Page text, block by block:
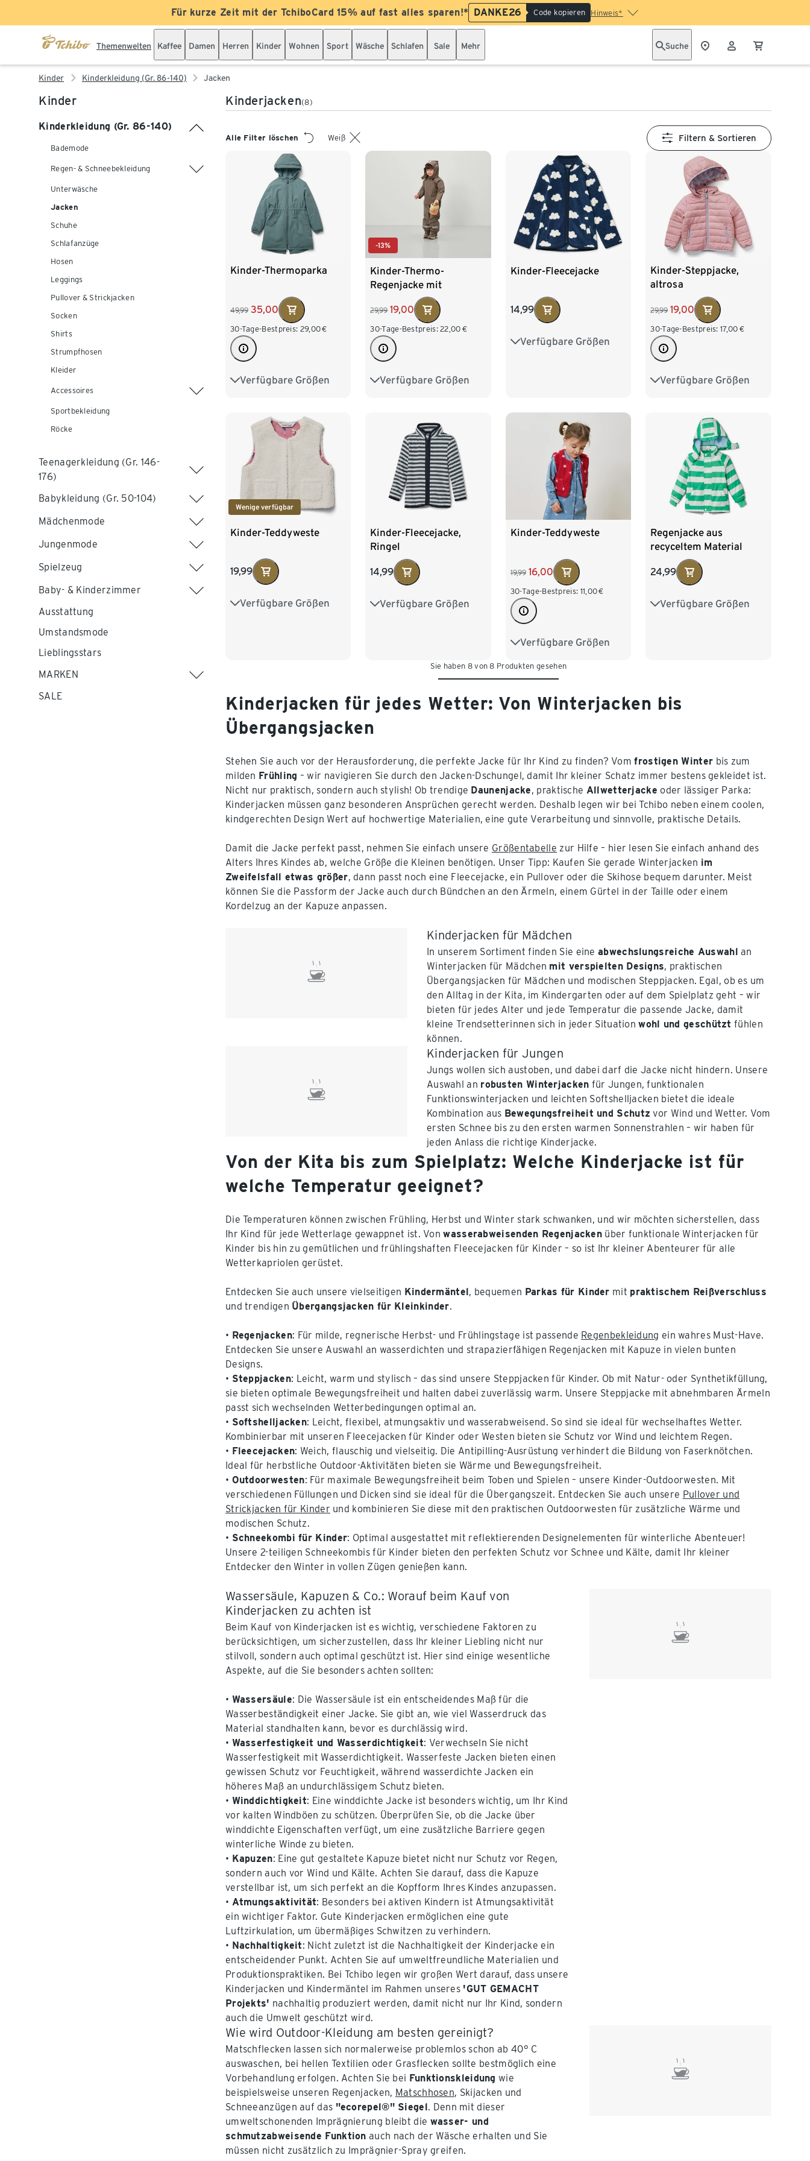
Für kurze Zeit mit der TchiboCard 15% auf fast alles sparen!* DANKE26 Code kopieren Hinweis*
Themenwelten Kaffee Damen Herren Kinder Wohnen Sport Wäsche Schlafen Sale Mehr Suche
Kinder Kinderkleidung (Gr. 86-140) Jacken
Kinder
Kinderkleidung (Gr. 86-140)
Bademode
Regen- & Schneebekleidung
Unterwäsche
Jacken
Schuhe
Schlafanzüge
Hosen
Leggings
Pullover & Strickjacken
Socken
Shirts
Strumpfhosen
Kleider
Accessoires
Sportbekleidung
Röcke
Teenagerkleidung (Gr. 146-
176)
Babykleidung (Gr. 50-104)
Mädchenmode
Jungenmode
Spielzeug
Baby- & Kinderzimmer
Ausstattung
Umstandsmode
Lieblingsstars
MARKEN
SALE
Kinderjacken(8)
Alle Filter löschen Weiß Filtern & Sortieren
Kinder-Thermoparka
49,99 35,00
30-Tage-Bestpreis: 29,00€
Verfügbare Größen
122/128 134/140
170/176
-13%
Kinder-Thermo-
Regenjacke mit
Fleecefutter
29,99 19,00
30-Tage-Bestpreis: 22,00 €
Verfügbare Größen
74/80 86/92
122/128
Kinder-Fleecejacke
14,99
Verfügbare Größen
74/80 86/92
Kinder-Steppjacke,
altrosa
29,99 19,00
30-Tage-Bestpreis: 17,00 €
Verfügbare Größen
86/92 98/104
Wenige verfügbar
Kinder-Teddyweste
19,99
Verfügbare Größen
86/92 98/104
Kinder-Fleecejacke,
Ringel
14,99
Verfügbare Größen
86/92 98/104
Kinder-Teddyweste
19,99 16,00
30-Tage-Bestpreis: 11,00€
Verfügbare Größen
86/92 98/104
110/116 122/128
Regenjacke aus
recyceltem Material
24,99
Verfügbare Größen
74/80 86/92
Sie haben 8 von 8 Produkten gesehen
Kinderjacken für jedes Wetter: Von Winterjacken bis
Übergangsjacken
Stehen Sie auch vor der Herausforderung, die perfekte Jacke für Ihr Kind zu finden? Vomfrostigen Winter bis zum
milden Frühling – wir navigieren Sie durch den Jacken-Dschungel, damit Ihr kleiner Schatz immer bestens gekleidet ist.
Nicht nur praktisch, sondern auch stylish! Ob trendige Daunenjacke, praktische Allwetterjacke oder lässiger Parka:
Kinderjacken müssen ganz besonderen Ansprüchen gerecht werden. Deshalb legen wir bei Tchibo neben einem coolen,
kindgerechten Design Wert auf hochwertige Materialien, eine gute Verarbeitung und sinnvolle, praktische Details.
Damit die Jacke perfekt passt, nehmen Sie einfach unsere Größentabelle zur Hilfe – hier lesen Sie einfach anhand des
Alters Ihres Kindes ab, welche Größe die Kleinen benötigen. Unser Tipp: Kaufen Sie gerade Winterjacken im
Zweifelsfall etwas größer, dann passt noch eine Fleecejacke, ein Pullover oder die Skihose bequem darunter. Meist
können Sie die Passform der Jacke auch durch Bündchen an den Ärmeln, einem Gürtel in der Taille oder einem
Kordelzug an der Kapuze anpassen.
Kinderjacken für Mädchen
In unserem Sortiment finden Sie eineabwechslungsreiche Auswahl an
Winterjacken für Mädchen mit verspielten Designs, praktischen
Übergangsjacken für Mädchen und modischen Steppjacken. Egal, ob es um
den Alltag in der Kita, im Kindergarten oder auf dem Spielplatz geht – wir
bieten für jedes Alter und jede Temperatur die passende Jacke, damit
kleine Trendsetterinnen sich in jeder Situationwohl und geschützt fühlen
können.
Kinderjacken für Jungen
Jungs wollen sich austoben, und dabei darf die Jacke nicht hindern. Unsere
Auswahl an robusten Winterjacken für Jungen, funktionalen
Funktionswinterjacken und leichten Softshelljacken bietet die ideale
Kombination aus Bewegungsfreiheit und Schutz vor Wind und Wetter. Vom
ersten Schnee bis zu den ersten warmen Sonnenstrahlen – wir haben für
jeden Anlass die richtige Kinderjacke.
Von der Kita bis zum Spielplatz: Welche Kinderjacke ist für
welche Temperatur geeignet?
Die Temperaturen können zwischen Frühling, Herbst und Winter stark schwanken, und wir möchten sicherstellen, dass
Ihr Kind für jede Wetterlage gewappnet ist. Vonwasserabweisenden Regenjacken über funktionale Winterjacken für
Kinder bis hin zu gemütlichen und frühlingshaften Fleecejacken für Kinder – so ist Ihr kleiner Abenteurer für alle
Wetterkapriolen gerüstet.
Entdecken Sie auch unsere vielseitigen Kindermäntel, bequemen Parkas für Kinder mit praktischem Reißverschluss
und trendigen Übergangsjacken für Kleinkinder.
• Regenjacken: Für milde, regnerische Herbst- und Frühlingstage ist passende Regenbekleidung ein wahres Must-Have.
Entdecken Sie unsere Auswahl an wasserdichten und strapazierfähigen Regenjacken mit Kapuze in vielen bunten
Designs.
• Steppjacken: Leicht, warm und stylisch – das sind unsere Steppjacken für Kinder. Ob mit Natur- oder Synthetikfüllung,
sie bieten optimale Bewegungsfreiheit und halten dabei zuverlässig warm. Unsere Steppjacke mit abnehmbaren Ärmeln
passt sich wechselnden Wetterbedingungen optimal an.
• Softshelljacken: Leicht, flexibel, atmungsaktiv und wasserabweisend. So sind sie ideal für wechselhaftes Wetter.
Kombinierbar mit unseren Fleecejacken für Kinder oder Westen bieten sie Schutz vor Wind und leichtem Regen.
• Fleecejacken: Weich, flauschig und vielseitig. Die Antipilling-Ausrüstung verhindert die Bildung von Faserknötchen.
Ideal für herbstliche Outdoor-Aktivitäten bieten sie Wärme und Bewegungsfreiheit.
• Outdoorwesten: Für maximale Bewegungsfreiheit beim Toben und Spielen – unsere Kinder-Outdoorwesten. Mit
verschiedenen Füllungen und Dicken sind sie ideal für die Übergangszeit. Entdecken Sie auch unsere Pullover und
Strickjacken für Kinder und kombinieren Sie diese mit den praktischen Outdoorwesten für zusätzliche Wärme und
modischen Schutz.
• Schneekombi für Kinder: Optimal ausgestattet mit reflektierenden Designelementen für winterliche Abenteuer!
Unsere 2-teiligen Schneekombis für Kinder bieten den perfekten Schutz vor Schnee und Kälte, damit Ihr kleiner
Entdecker den Winter in vollen Zügen genießen kann.
Wassersäule, Kapuzen & Co.: Worauf beim Kauf von
Kinderjacken zu achten ist
Beim Kauf von Kinderjacken ist es wichtig, verschiedene Faktoren zu
berücksichtigen, um sicherzustellen, dass Ihr kleiner Liebling nicht nur
stilvoll, sondern auch optimal geschützt ist. Hier sind einige wesentliche
Aspekte, auf die Sie besonders achten sollten:
• Wassersäule: Die Wassersäule ist ein entscheidendes Maß für die
Wasserbeständigkeit einer Jacke. Sie gibt an, wie viel Wasserdruck das
Material standhalten kann, bevor es durchlässig wird.
• Wasserfestigkeit und Wasserdichtigkeit: Verwechseln Sie nicht
Wasserfestigkeit mit Wasserdichtigkeit. Wasserfeste Jacken bieten einen
gewissen Schutz vor Feuchtigkeit, während wasserdichte Jacken ein
höheres Maß an undurchlässigem Schutz bieten.
• Winddichtigkeit: Eine winddichte Jacke ist besonders wichtig, um Ihr Kind
vor kalten Windböen zu schützen. Überprüfen Sie, ob die Jacke über
winddichte Eigenschaften verfügt, um eine zusätzliche Barriere gegen
winterliche Winde zu bieten.
• Kapuzen: Eine gut gestaltete Kapuze bietet nicht nur Schutz vor Regen,
sondern auch vor Wind und Kälte. Achten Sie darauf, dass die Kapuze
verstellbar ist, um sich perfekt an die Kopfform Ihres Kindes anzupassen.
• Atmungsaktivität: Besonders bei aktiven Kindern ist Atmungsaktivität
ein wichtiger Faktor. Gute Kinderjacken ermöglichen eine gute
Luftzirkulation, um übermäßiges Schwitzen zu verhindern.
• Nachhaltigkeit: Nicht zuletzt ist die Nachhaltigkeit der Kinderjacke ein
entscheidender Punkt. Achten Sie auf umweltfreundliche Materialien und
Produktionspraktiken. Bei Tchibo legen wir großen Wert darauf, dass unsere
Kinderjacken und Kindermäntel im Rahmen unseres 'GUT GEMACHT
Projekts' nachhaltig produziert werden, damit nicht nur Ihr Kind, sondern
auch die Umwelt geschützt wird.
Wie wird Outdoor-Kleidung am besten gereinigt?
Matschflecken lassen sich normalerweise problemlos schon ab 40° C
auswaschen, bei hellen Textilien oder Grasflecken sollte bestmöglich eine
Vorbehandlung erfolgen. Achten Sie bei Funktionskleidung wie
beispielsweise unseren Regenjacken, Matschhosen, Skijacken und
Schneeanzügen auf das "ecorepel®" Siegel. Denn mit dieser
umweltschonenden Imprägnierung bleibt die wasser- und
schmutzabweisende Funktion auch nach der Wäsche erhalten und Sie
müssen nicht zusätzlich zu Imprägnier-Spray greifen.